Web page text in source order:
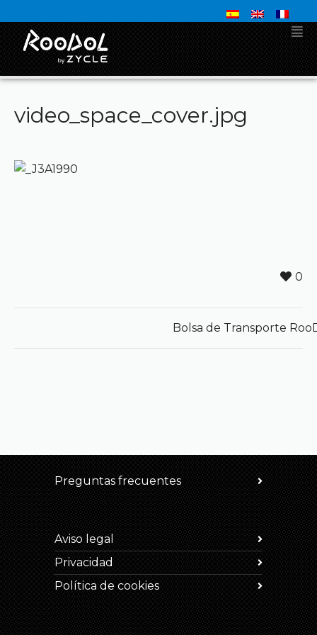
video_space_cover.jpg
0
Bolsa de Transporte
Preguntas frecuentes
Aviso legal
Privacidad
Política de cookies